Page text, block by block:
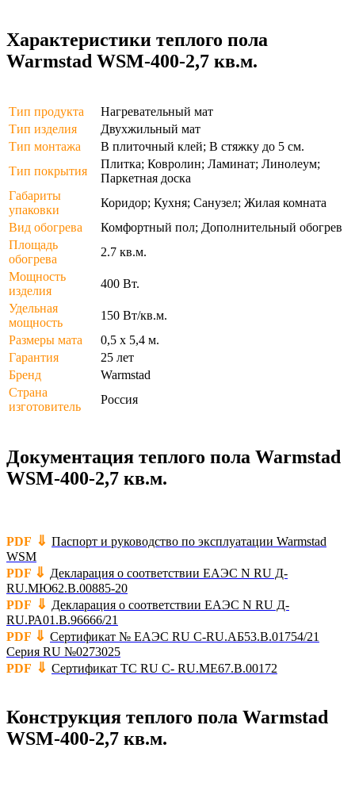
Характеристики теплого пола
Warmstad WSM-400-2,7 кв.м.
Тип продукта
Нагревательный мат
Тип изделия
Двухжильный мат
Тип монтажа
В плиточный клей; В стяжку до 5 см.
Тип покрытия
Плитка; Ковролин; Ламинат; Линолеум;
Паркетная доска
Габариты
упаковки
Коридор; Кухня; Санузел; Жилая комната
Вид обогрева
Комфортный пол; Дополнительный обогрев
Площадь
обогрева
2.7 кв.м.
Мощность
изделия
400 Вт.
Удельная
мощность
150 Вт/кв.м.
Размеры мата
0,5 х 5,4 м.
Гарантия
25 лет
Бренд
Warmstad
Страна
изготовитель
Россия
Документация теплого пола Warmstad
WSM-400-2,7 кв.м.
PDF ⇓ Паспорт и руководство по эксплуатации Warmstad
WSM
PDF ⇓ Декларация о соответствии ЕАЭС N RU Д-
RU.МЮ62.В.00885-20
PDF ⇓ Декларация о соответствии ЕАЭС N RU Д-
RU.РА01.В.96666/21
PDF ⇓ Сертификат № ЕАЭС RU C-RU.АБ53.В.01754/21
Серия RU №0273025
PDF ⇓ Сертификат TC RU C- RU.ME67.B.00172
Конструкция теплого пола Warmstad
WSM-400-2,7 кв.м.